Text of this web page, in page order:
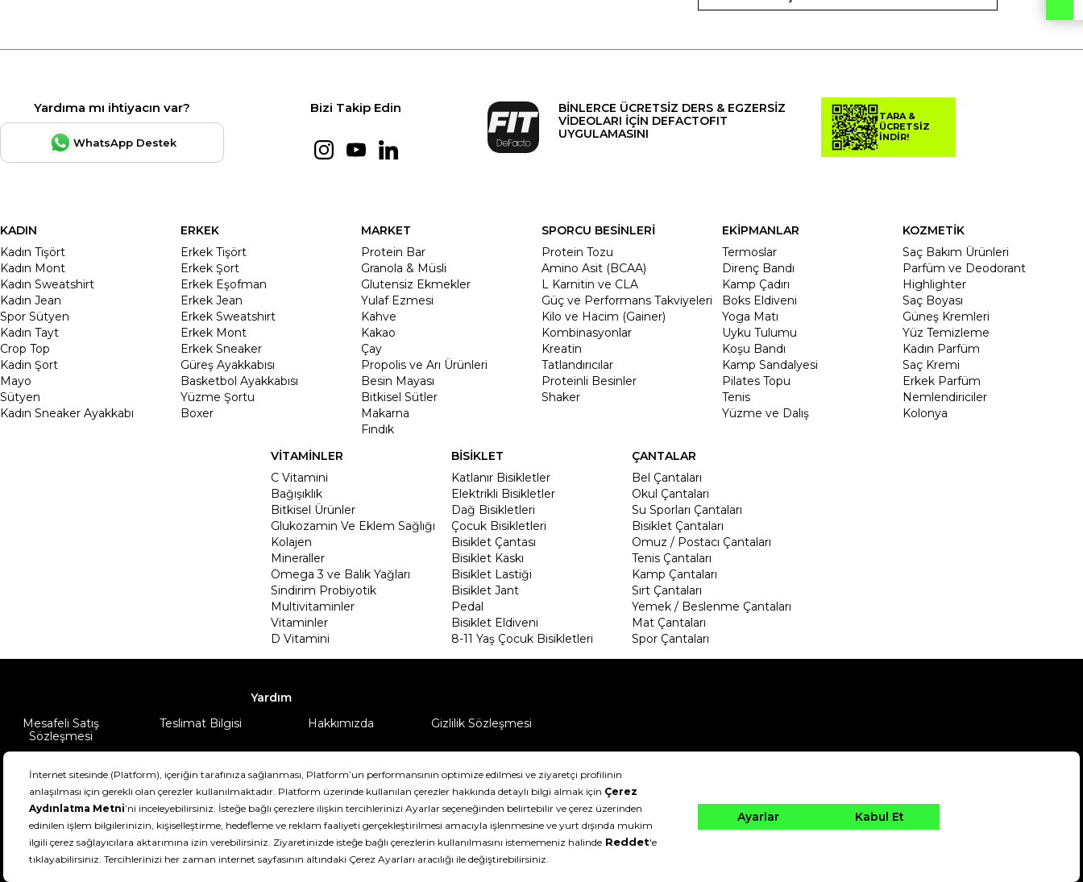
Yardıma mı ihtiyacın var?
WhatsApp Destek
Bizi Takip Edin
BİNLERCE ÜCRETSİZ DERS & EGZERSİZ
VİDEOLARI İÇİN DEFACTOFIT
UYGULAMASINI
TARA &
ÜCRETSİZ
İNDİR!
KADIN
Kadın Tişört
Kadın Mont
Kadın Sweatshirt
Kadın Jean
Spor Sütyen
Kadın Tayt
Crop Top
Kadin Şort
Mayo
Sütyen
Kadın Sneaker Ayakkabı
ERKEK
Erkek Tişört
Erkek Şort
Erkek Eşofman
Erkek Jean
Erkek Sweatshirt
Erkek Mont
Erkek Sneaker
Güreş Ayakkabısı
Basketbol Ayakkabısı
Yüzme Şortu
Boxer
MARKET
Protein Bar
Granola & Müsli
Glutensiz Ekmekler
Yulaf Ezmesi
Kahve
Kakao
Çay
Propolis ve Arı Ürünleri
Besin Mayası
Bitkisel Sütler
Makarna
Fındık
SPORCU BESİNLERİ
Protein Tozu
Amino Asit (BCAA)
L Karnitin ve CLA
Güç ve Performans Takviyeleri
Kilo ve Hacim (Gainer)
Kombinasyonlar
Kreatin
Tatlandırıcılar
Proteinli Besinler
Shaker
EKİPMANLAR
Termoslar
Direnç Bandı
Kamp Çadırı
Boks Eldiveni
Yoga Matı
Uyku Tulumu
Koşu Bandı
Kamp Sandalyesi
Pilates Topu
Tenis
Yüzme ve Dalış
KOZMETİK
Saç Bakım Ürünleri
Parfüm ve Deodorant
Highlighter
Saç Boyası
Güneş Kremleri
Yüz Temizleme
Kadın Parfüm
Saç Kremi
Erkek Parfüm
Nemlendiriciler
Kolonya
VİTAMİNLER
C Vitamini
Bağışıklık
Bitkisel Ürünler
Glukozamin Ve Eklem Sağlığı
Kolajen
Mineraller
Omega 3 ve Balık Yağları
Sindirim Probiyotik
Multivitaminler
Vitaminler
D Vitamini
BİSİKLET
Katlanır Bisikletler
Elektrikli Bisikletler
Dağ Bisikletleri
Çocuk Bisikletleri
Bisiklet Çantası
Bisiklet Kaskı
Bisiklet Lastiği
Bisiklet Jant
Pedal
Bisiklet Eldiveni
8-11 Yaş Çocuk Bisikletleri
ÇANTALAR
Bel Çantaları
Okul Çantaları
Su Sporları Çantaları
Bisiklet Çantaları
Omuz / Postacı Çantaları
Tenis Çantaları
Kamp Çantaları
Sırt Çantaları
Yemek / Beslenme Çantaları
Mat Çantaları
Spor Çantaları
Yardım
Mesafeli Satış
Sözleşmesi
Teslimat Bilgisi Hakkımızda Gizlilik Sözleşmesi
DeFactoFIT ©️ 2022-2026. Tüm hakları saklıdır.